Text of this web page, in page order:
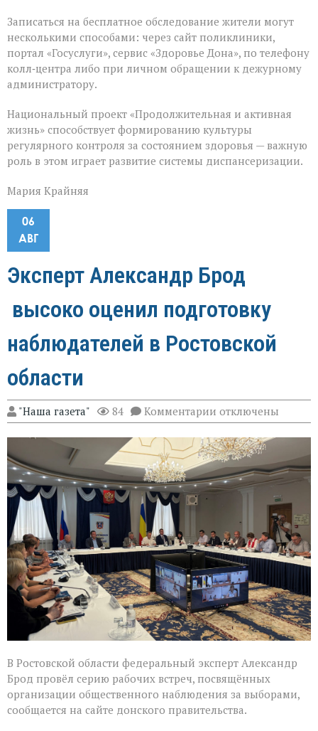
Записаться на бесплатное обследование жители могут
несколькими способами: через сайт поликлиники,
портал «Госуслуги», сервис «Здоровье Дона», по телефону
колл‑центра либо при личном обращении к дежурному
администратору.
Национальный проект «Продолжительная и активная
жизнь» способствует формированию культуры
регулярного контроля за состоянием здоровья — важную
роль в этом играет развитие системы диспансеризации.
Мария Крайняя
06
АВГ
Эксперт Александр Брод
высоко оценил подготовку
наблюдателей в Ростовской
области
"Наша газета" 84 Комментарии к
записи
Эксперт
Александр
Брод
высоко
оценил
подготовку
наблюдателей
Ростовской
области
отключены
В Ростовской области федеральный эксперт Александр
Брод провёл серию рабочих встреч, посвящённых
организации общественного наблюдения за выборами,
сообщается на сайте донского правительства.